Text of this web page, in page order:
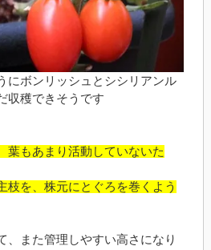
にボンリッシュとシシリアンル
収穫できそうです
葉もあまり活動していないた
枝を、株元にとぐろを巻くよう
、また管理しやすい高さになり